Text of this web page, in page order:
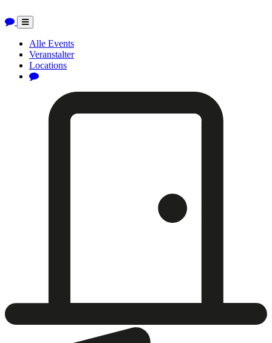
Toggle
navigation
Alle Events
Veranstalter
Locations